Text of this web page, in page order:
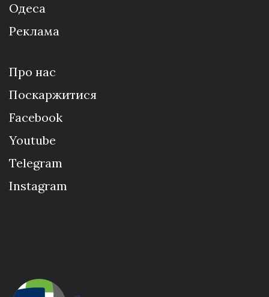
Одеса
Реклама
Про нас
Поскаржитися
Facebook
Youtube
Telegram
Instagram